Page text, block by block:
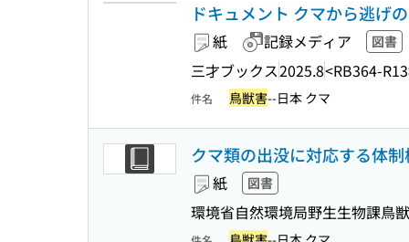
ドキュメント クマから逃げ
紙 記録メディア 図書
三才ブックス2025.8<RB364-
件名 鳥獣害--日本 クマ
クマ類の出没に対応する体
紙 図書
環境省自然環境局野生生物課鳥